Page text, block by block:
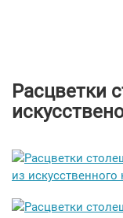
Расцветки